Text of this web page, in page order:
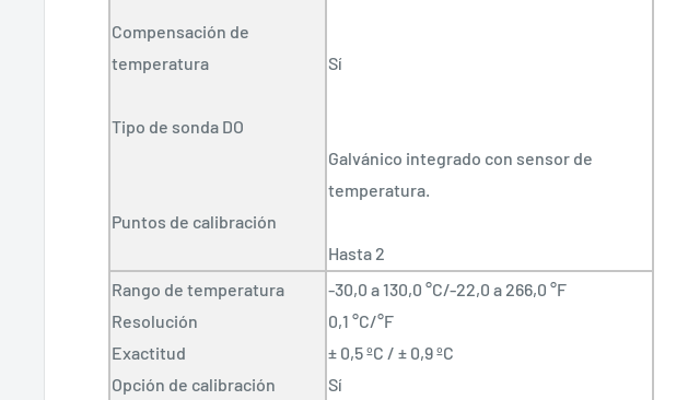
Compensación de
temperatura
Tipo de sonda DO
Puntos de calibración
Sí
Galvánico integrado con sensor de
temperatura.
Hasta 2
Rango de temperatura
Resolución
Exactitud
Opción de calibración
-30,0 a 130,0 °C/-22,0 a 266,0 °F
0,1 °C/°F
± 0,5 ºC / ± 0,9 ºC
Sí